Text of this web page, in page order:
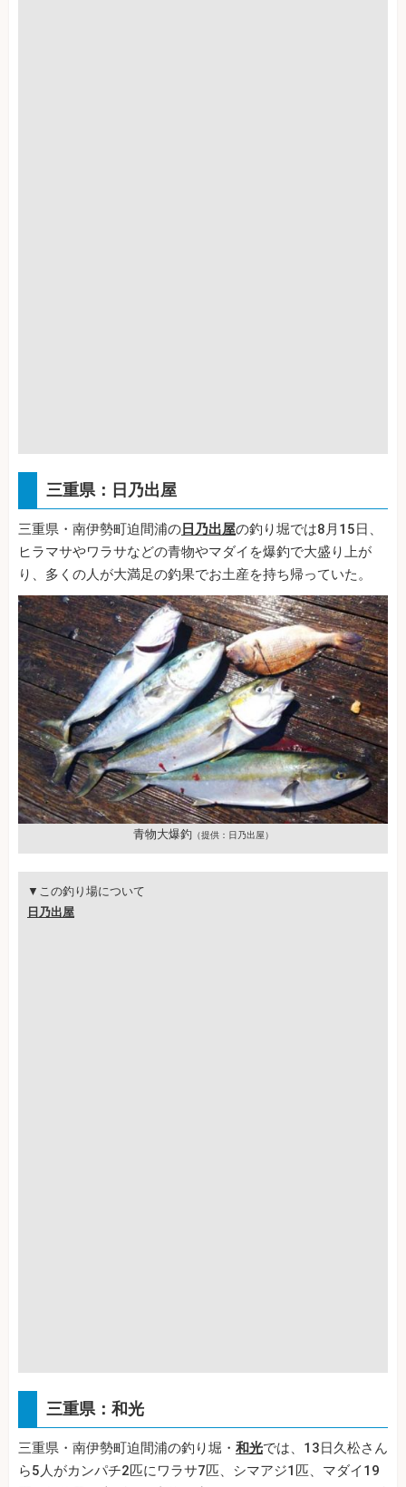
三重県：日乃出屋
三重県・南伊勢町迫間浦の 日乃出屋の釣り堀では8月15日、
ヒラマサやワラサなどの青物やマダイを爆釣で大盛り上が
り、多くの人が大満足の釣果でお土産を持ち帰っていた。
青物大爆釣 （提供：日乃出屋）
▼この釣り場について
日乃出屋
三重県：和光
三重県・南伊勢町迫間浦の釣り堀・ 和光では、13日久松さん
ら5人がカンパチ2匹にワラサ7匹、シマアジ1匹、マダイ19